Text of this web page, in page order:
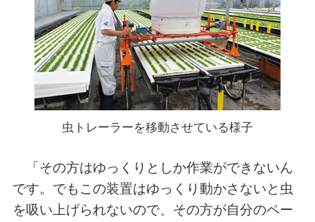
虫トレーラーを移動させている様子
「その方はゆっくりとしか作業ができないん
です。でもこの装置はゆっくり動かさないと虫
を吸い上げられないので、その方が自分のペー